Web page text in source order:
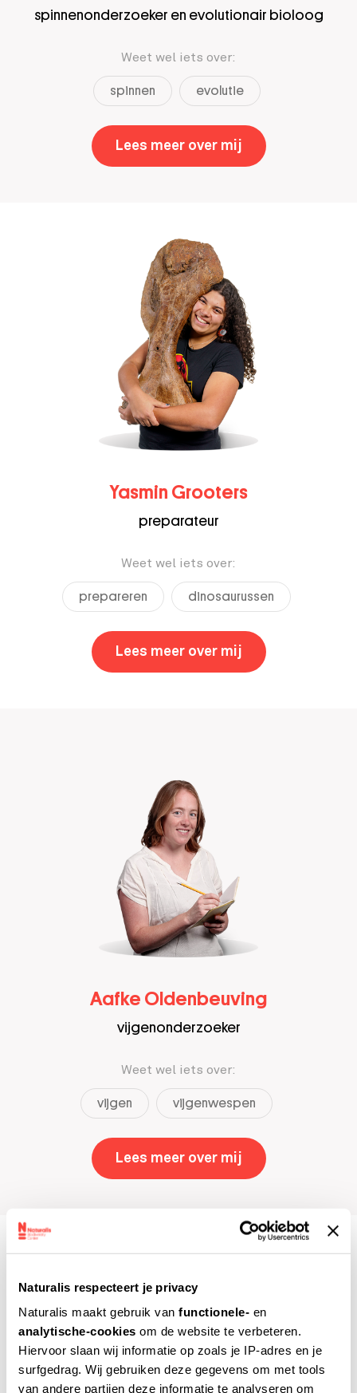
Naturalis respecteert je privacy
Naturalis maakt gebruik van functionele- en
analytische-cookies om de website te verbeteren.
Hiervoor slaan wij informatie op zoals je IP-adres en je
surfgedrag. Wij gebruiken deze gegevens om met tools
van andere partijen deze informatie te analyseren om
spinnenonderzoeker en evolutionair bioloog
Weet wel iets over:
spinnen evolutie
Lees meer over mij Jeremy Miller
Yasmin Grooters
preparateur
Weet wel iets over:
prepareren dinosaurussen
Lees meer over mij Yasmin
Aafke Oldenbeuving
vijgenonderzoeker
Weet wel iets over:
vijgen vijgenwespen
Lees meer over mij Aafke